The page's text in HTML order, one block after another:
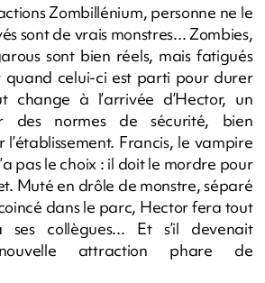
Zombillénium, personne ne le
sont de vrais monstres... Zombies,
sont bien réels, mais fatigués
quand celui-ci est parti pour durer
change à l’arrivée d’Hector, un
des normes de sécurité, bien
Francis, le vampire
pas le choix : il doit le mordre pour
Muté en drôle de monstre, séparé
dans le parc, Hector fera tout
collègues... Et s’il devenait
attraction phare de